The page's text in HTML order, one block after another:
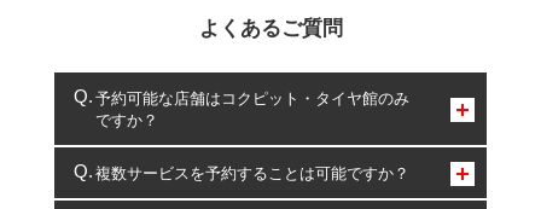
よくあるご質問
予約可能な店舗はコクピット・タイヤ館のみ
ですか？
コクピット・タイヤ館のみとなります。
複数サービスを予約することは可能ですか？